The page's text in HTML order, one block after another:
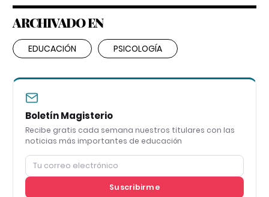
ARCHIVADO EN
EDUCACIÓN PSICOLOGÍA
Boletín Magisterio
Recibe gratis cada semana nuestros titulares con las
noticias más importantes de educación
Suscribirme